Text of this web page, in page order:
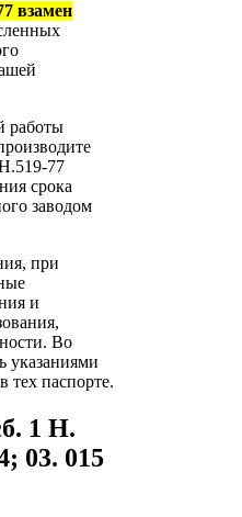
взамен
работы
77
срока
заводом
при
и
Во
указаниями
тех паспорте.
1 Н.
03. 015